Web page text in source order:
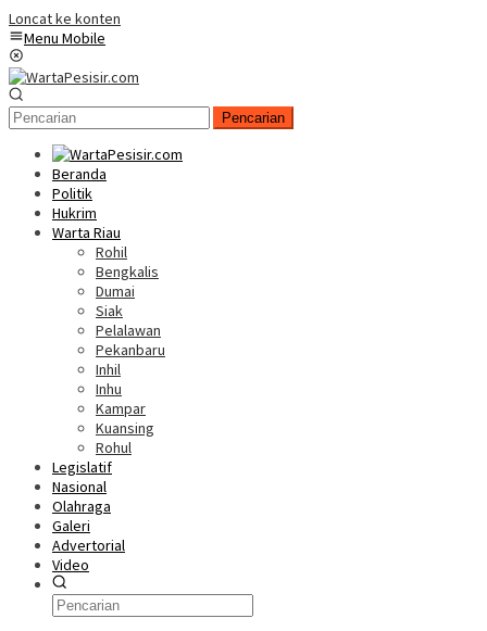
Loncat ke konten
Menu Mobile
Pencarian
Beranda
Politik
Hukrim
Warta Riau
Rohil
Bengkalis
Dumai
Siak
Pelalawan
Pekanbaru
Inhil
Inhu
Kampar
Kuansing
Rohul
Legislatif
Nasional
Olahraga
Galeri
Advertorial
Video